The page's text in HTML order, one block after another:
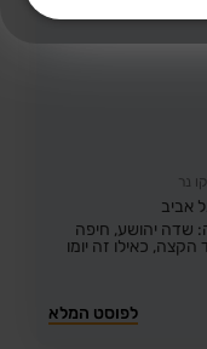
נר
אביב
שדה יהושע, חיפה
הקצה, כאילו זה יומו
לפוסט המלא